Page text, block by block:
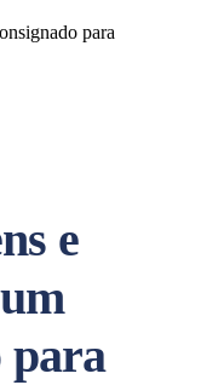
para
e
para